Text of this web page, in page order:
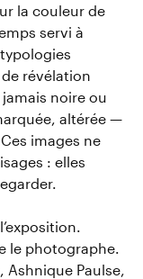
la couleur de
servi à
révélation
noire ou
altérée —
images ne
: elles
le photographe.
Ashnique Paulse,